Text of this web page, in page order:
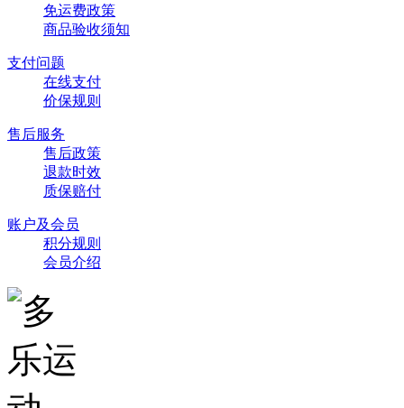
免运费政策
商品验收须知
支付问题
在线支付
价保规则
售后服务
售后政策
退款时效
质保赔付
账户及会员
积分规则
会员介绍